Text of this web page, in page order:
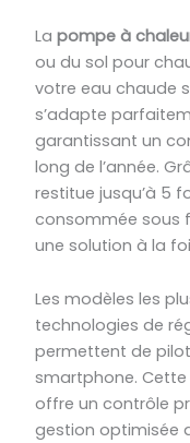
La pompe à
ou du sol pour
votre eau chaude
s’adapte
garantissant un
long de l’année.
restitue jusqu’à 5
consommée sous
une solution à la
Les modèles les
technologies de
permettent de
smartphone.
offre un contrôle
gestion optimisée